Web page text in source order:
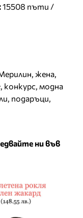
15508 пъти /
, жена,
, конкурс, модна
, подаръци,
ни във